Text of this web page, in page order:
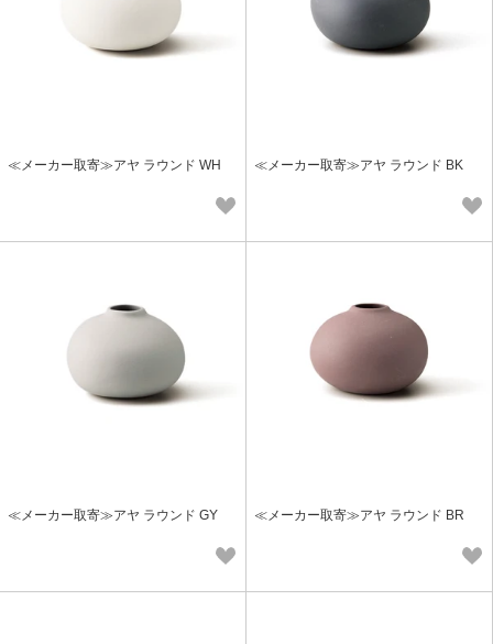
≪メーカー取寄≫アヤ ラウンド WH ≪メーカー取寄≫アヤ ラウンド BK
≪メーカー取寄≫アヤ ラウンド GY ≪メーカー取寄≫アヤ ラウンド BR